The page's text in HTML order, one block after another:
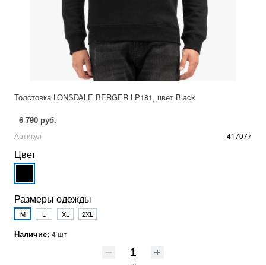
Толстовка LONSDALE BERGER LP181, цвет Black
6 790 руб.
Артикул 417077
Цвет
Размеры одежды
M L XL 2XL
Наличие: 4 шт